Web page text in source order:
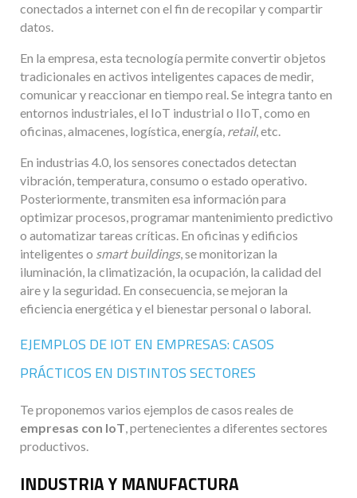
conectados a internet con el fin de recopilar y compartir
datos.
En la empresa, esta tecnología permite convertir objetos
tradicionales en activos inteligentes capaces de medir,
comunicar y reaccionar en tiempo real. Se integra tanto en
entornos industriales, el IoT industrial o IIoT, como en
oficinas, almacenes, logística, energía, retail, etc.
En industrias 4.0, los sensores conectados detectan
vibración, temperatura, consumo o estado operativo.
Posteriormente, transmiten esa información para
optimizar procesos, programar mantenimiento predictivo
o automatizar tareas críticas. En oficinas y edificios
inteligentes o smart buildings, se monitorizan la
iluminación, la climatización, la ocupación, la calidad del
aire y la seguridad. En consecuencia, se mejoran la
eficiencia energética y el bienestar personal o laboral.
EJEMPLOS DE IOT EN EMPRESAS: CASOS
PRÁCTICOS EN DISTINTOS SECTORES
Te proponemos varios ejemplos de casos reales de
empresas con IoT, pertenecientes a diferentes sectores
productivos.
INDUSTRIA Y MANUFACTURA